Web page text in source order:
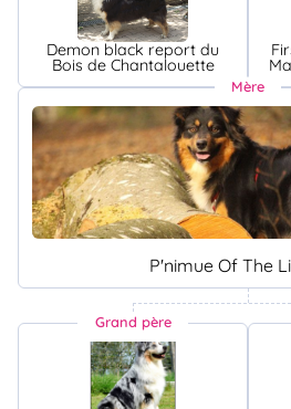
Demon black report du
Bois de Chantalouette
Mère
P'nimue Of The
Grand père